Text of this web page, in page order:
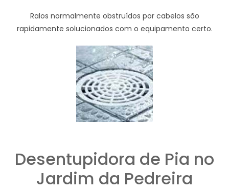
Ralos normalmente obstruídos por cabelos são
rapidamente solucionados com o equipamento certo.
Desentupidora de Pia no
Jardim da Pedreira